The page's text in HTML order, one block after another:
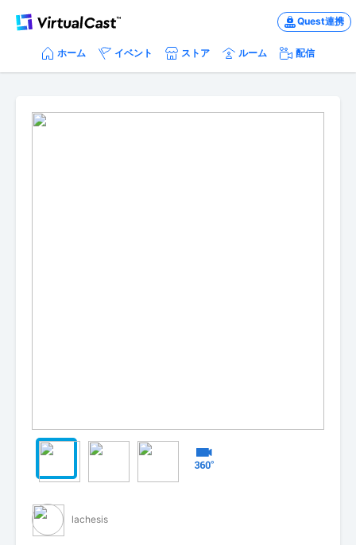
Quest連携
ホーム イベント ストア ルーム 配信
lachesis